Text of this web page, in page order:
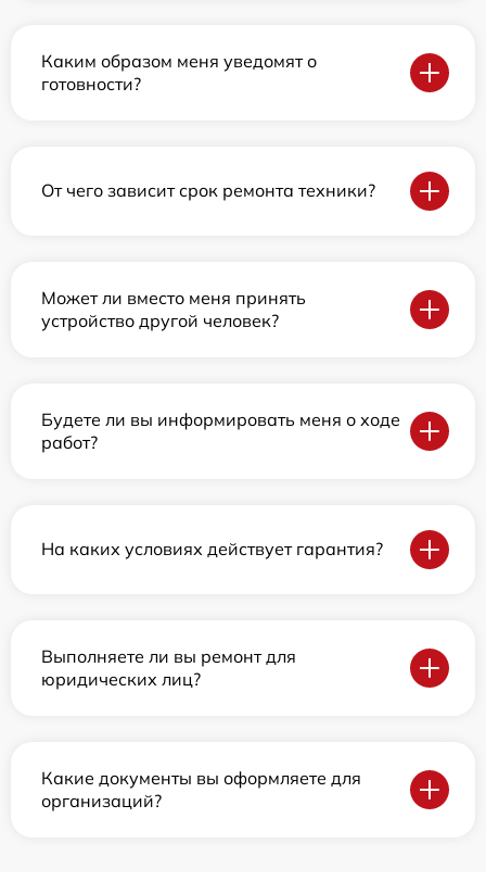
Каким образом меня уведомят о
готовности?
От чего зависит срок ремонта техники?
Может ли вместо меня принять
устройство другой человек?
Будете ли вы информировать меня о ходе
работ?
На каких условиях действует гарантия?
Выполняете ли вы ремонт для
юридических лиц?
Какие документы вы оформляете для
организаций?